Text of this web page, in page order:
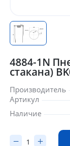
4884-1N
стакана)
Производитель
Артикул
Наличие